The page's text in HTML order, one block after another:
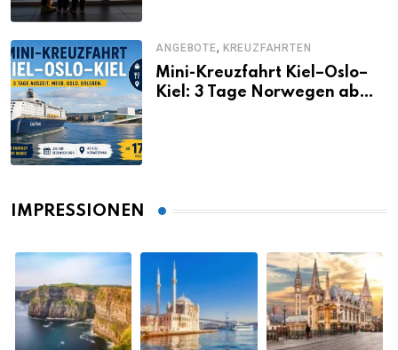
ANGEBOTE, KREUZFAHRTEN
Mini-Kreuzfahrt Kiel–Oslo–
Kiel: 3 Tage Norwegen ab
IMPRESSIONEN